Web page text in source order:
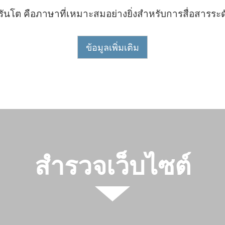
นโต คือภาษาที่เหมาะสมอย่างยิ่งสำหรับการสื่อสารร
ข้อมูลเพิ่มเติม
สำรวจเว็บไซต์